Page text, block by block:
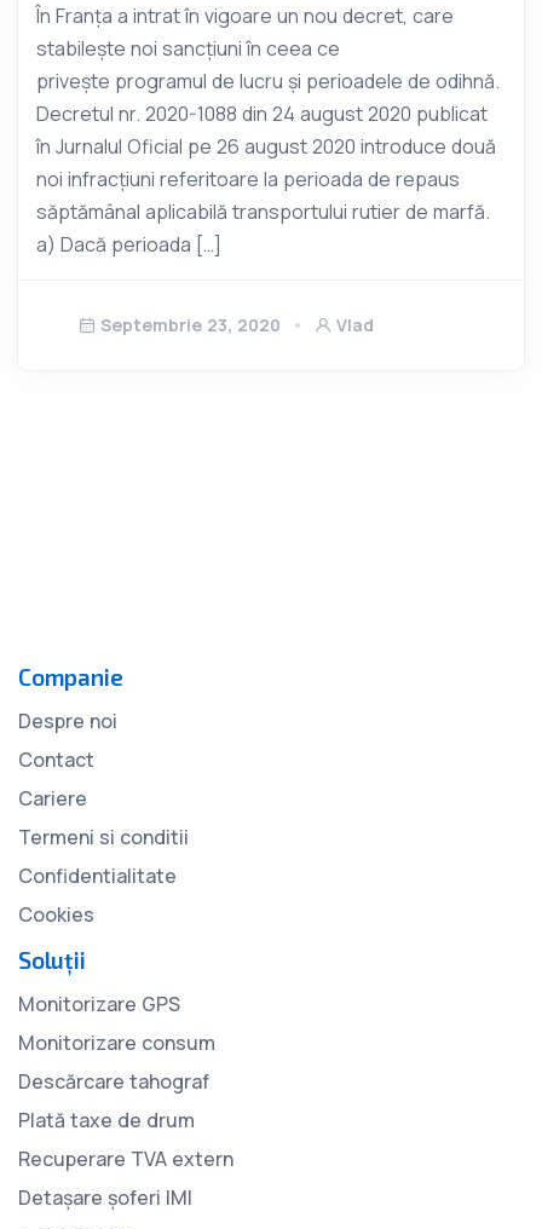
În Franța a intrat în vigoare un nou decret, care
stabilește noi sancțiuni în ceea ce
privește programul de lucru și perioadele de odihnă.
Decretul nr. 2020-1088 din 24 august 2020 publicat
în Jurnalul Oficial pe 26 august 2020 introduce două
noi infracțiuni referitoare la perioada de repaus
săptămânal aplicabilă transportului rutier de marfă.
a) Dacă perioada […]
Septembrie 23, 2020 Vlad
Companie
Despre noi
Contact
Cariere
Termeni si conditii
Confidentialitate
Cookies
Soluții
Monitorizare GPS
Monitorizare consum
Descărcare tahograf
Plată taxe de drum
Recuperare TVA extern
Detașare șoferi IMI